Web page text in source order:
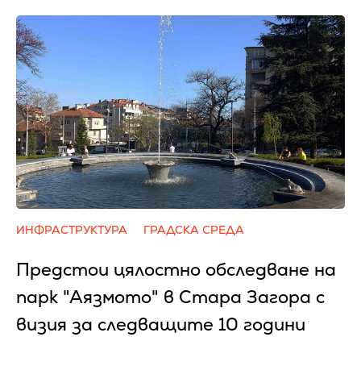
ИНФРАСТРУКТУРА ГРАДСКА СРЕДА
Предстои цялостно обследване на
парк "Аязмото" в Стара Загора с
визия за следващите 10 години